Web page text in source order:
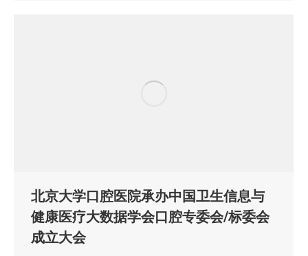
北京大学口腔医院承办中国卫生信息与
健康医疗大数据学会口腔专委会/标委会
成立大会